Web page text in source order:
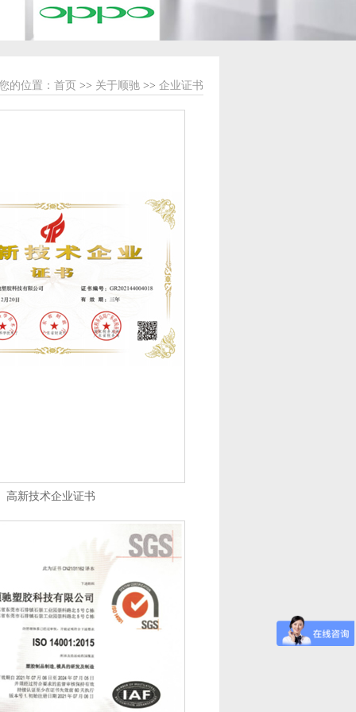
的位置： 首页 >> 关于顺驰 >> 企业证书
高新技术企业证书